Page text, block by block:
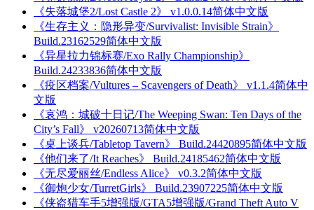
《失落城堡2/Lost Castle 2》 v1.0.0.14简体中文版
《生存主义：隐形异变/Survivalist: Invisible Strain》
Build.23162529简体中文版
《异星拉力锦标赛/Exo Rally Championship》
Build.24233836简体中文版
《疫区档案/Vultures – Scavengers of Death》 v1.1.4简体中
文版
《哀鸿：城破十日记/The Weeping Swan: Ten Days of the
City’s Fall》 v20260713简体中文版
《桌上谈兵/Tabletop Tavern》 Build.24420895简体中文版
《他们来了/It Reaches》 Build.24185462简体中文版
《无尽爱丽丝/Endless Alice》 v0.3.2简体中文版
《御炮少女/TurretGirls》 Build.23907225简体中文版
《侠盗猎车手5增强版/GTA5增强版/Grand Theft Auto V